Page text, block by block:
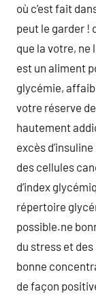
où c’est fait
peut le garder !
que la votre, ne
est un aliment
glycémie,
votre réserve
hautement
excès
des cellules
d’index
répertoire
possible.ne
du stress et
bonne
de façon